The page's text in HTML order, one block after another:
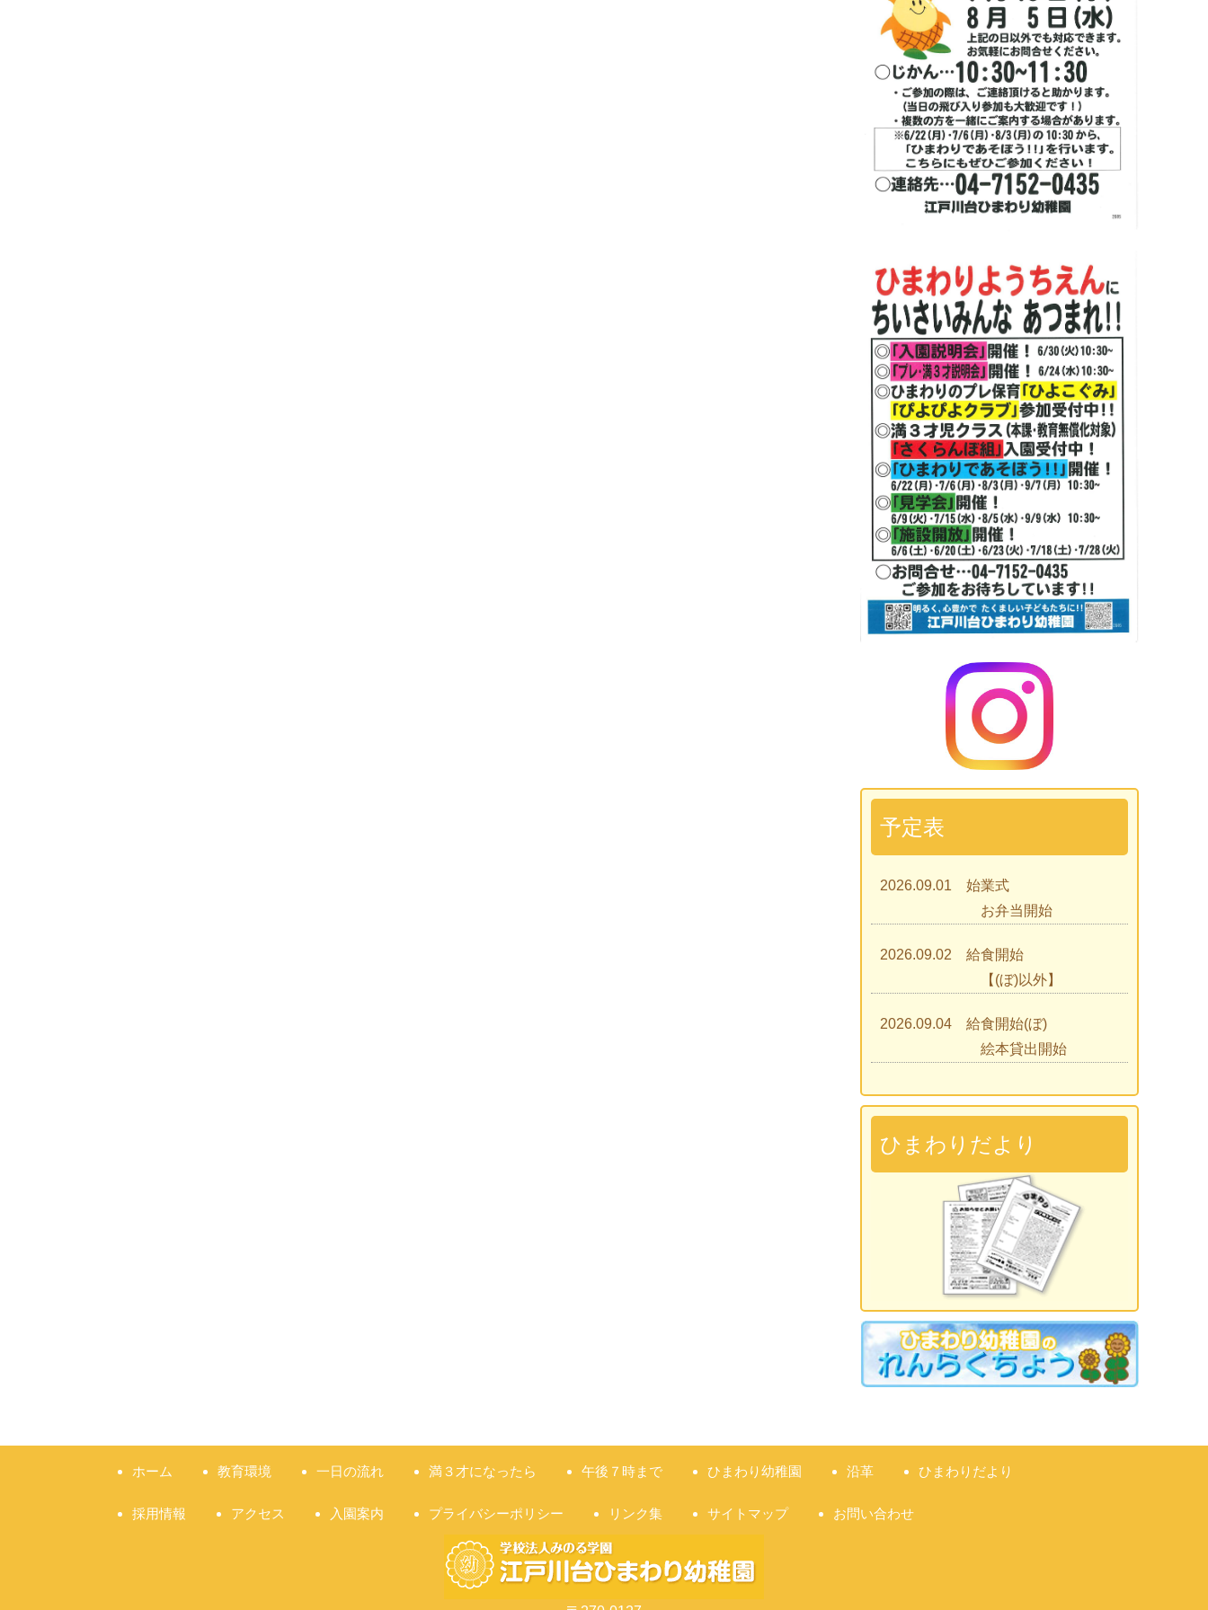
予定表
2026.09.01 始業式
お弁当開始
2026.09.02 給食開始
【(ぼ)以外】
2026.09.04 給食開始(ぼ)
絵本貸出開始
2026.09.07 ひまわりであそぼう
2026.09.09 見学会
2026.09.15 入園説明会
2026.09.18 誕生日会
2026.09.21 敬老の日
2026.09.22 国民の休日
2026.09.23 秋分の日
ひまわりだより
ホーム 教育環境 一日の流れ 満３才になったら 午後７時まで ひまわり幼稚園 沿革 ひまわりだより
採用情報 アクセス 入園案内 プライバシーポリシー リンク集 サイトマップ お問い合わせ